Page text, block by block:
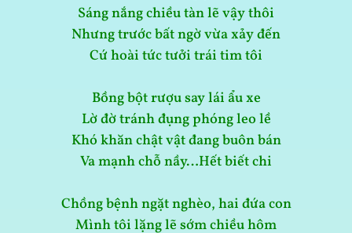
Sáng nắng chiều tàn lẽ vậy thôi
Nhưng trước bất ngờ vừa xảy đến
Cứ hoài tức tưởi trái tim tôi
Bồng bột rượu say lái ẩu xe
Lờ đờ tránh đụng phóng leo lề
Khó khăn chật vật đang buôn bán
Va mạnh chỗ nầy…Hết biết chi
Chồng bệnh ngặt nghèo, hai đứa con
Mình tôi lặng lẽ sớm chiều hôm